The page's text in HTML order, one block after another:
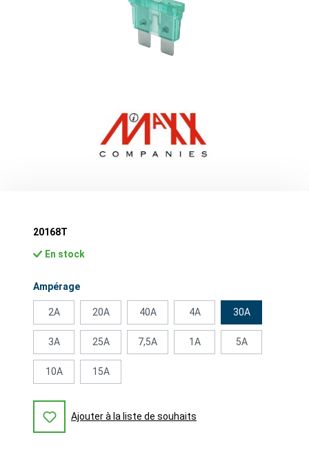
20168T
En stock
Sélectionnez
Ampérage
2A 20A 40A 4A 30A
3A 25A 7,5A 1A 5A
10A 15A
Ajouter à la liste de souhaits